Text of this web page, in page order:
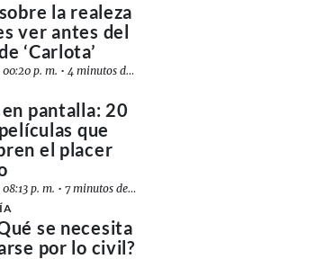
la realeza
ver antes del
‘Carlota’
p. m. •4 minutos de lectura
pantalla: 20
que
el placer
p. m. •7 minutos de lectura
se necesita
por lo civil?